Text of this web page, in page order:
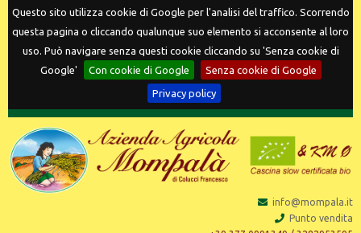
Questo sito utilizza cookie di Google per l'analisi del traffico. Scorrendo
questa pagina o cliccando qualunque suo elemento si acconsente al loro
uso. Può navigare senza questi cookie cliccando su 'Senza cookie di
Google'
Con cookie di Google Senza cookie di Google
Privacy policy
info@mompala.it
Punto vendita